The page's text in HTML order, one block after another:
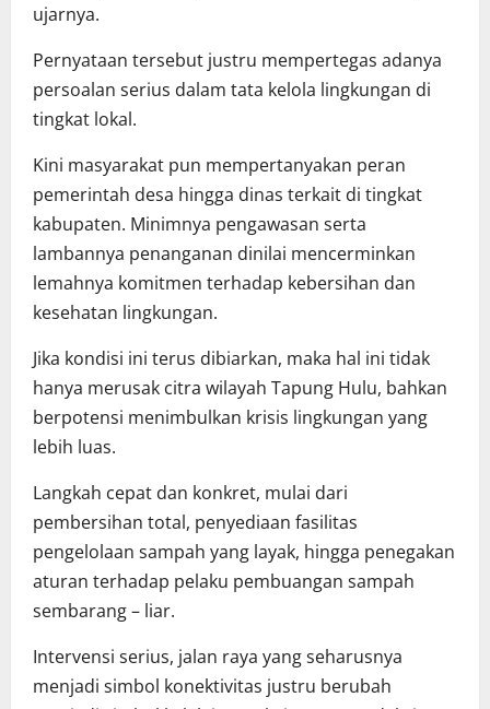
ujarnya.
Pernyataan tersebut justru mempertegas adanya
persoalan serius dalam tata kelola lingkungan di
tingkat lokal.
Kini masyarakat pun mempertanyakan peran
pemerintah desa hingga dinas terkait di tingkat
kabupaten. Minimnya pengawasan serta
lambannya penanganan dinilai mencerminkan
lemahnya komitmen terhadap kebersihan dan
kesehatan lingkungan.
Jika kondisi ini terus dibiarkan, maka hal ini tidak
hanya merusak citra wilayah Tapung Hulu, bahkan
berpotensi menimbulkan krisis lingkungan yang
lebih luas.
Langkah cepat dan konkret, mulai dari
pembersihan total, penyediaan fasilitas
pengelolaan sampah yang layak, hingga penegakan
aturan terhadap pelaku pembuangan sampah
sembarang – liar.
Intervensi serius, jalan raya yang seharusnya
menjadi simbol konektivitas justru berubah